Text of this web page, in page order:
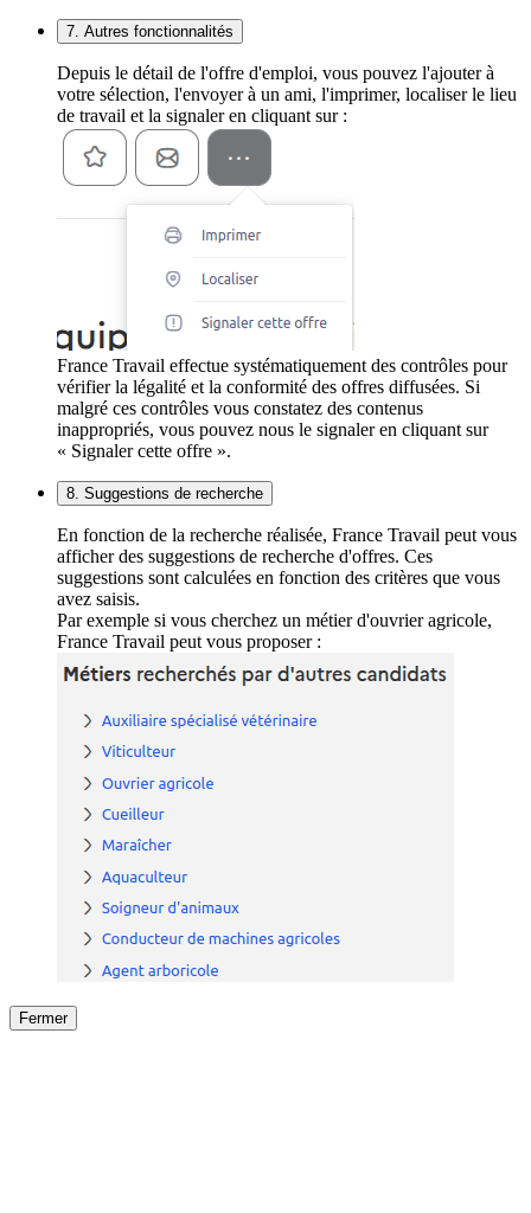
7. Autres fonctionnalités
Depuis le détail de l'offre d'emploi, vous pouvez l'ajouter à
votre sélection, l'envoyer à un ami, l'imprimer, localiser le lieu
de travail et la signaler en cliquant sur :
France Travail effectue systématiquement des contrôles pour
vérifier la légalité et la conformité des offres diffusées. Si
malgré ces contrôles vous constatez des contenus
inappropriés, vous pouvez nous le signaler en cliquant sur
« Signaler cette offre ».
8. Suggestions de recherche
En fonction de la recherche réalisée, France Travail peut vous
afficher des suggestions de recherche d'offres. Ces
suggestions sont calculées en fonction des critères que vous
avez saisis.
Par exemple si vous cherchez un métier d'ouvrier agricole,
France Travail peut vous proposer :
Fermer